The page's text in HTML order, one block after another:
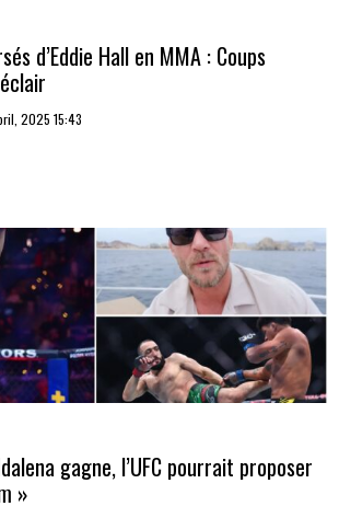
d’Eddie Hall en MMA : Coups
2025 15:43
gagne, l’UFC pourrait proposer
»